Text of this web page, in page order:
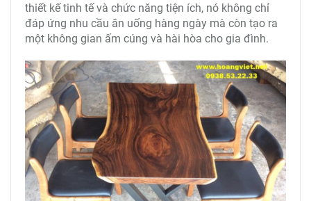
thiết kế tinh tế và chức năng tiện ích, nó không chỉ
đáp ứng nhu cầu ăn uống hàng ngày mà còn tạo ra
một không gian ấm cúng và hài hòa cho gia đình.